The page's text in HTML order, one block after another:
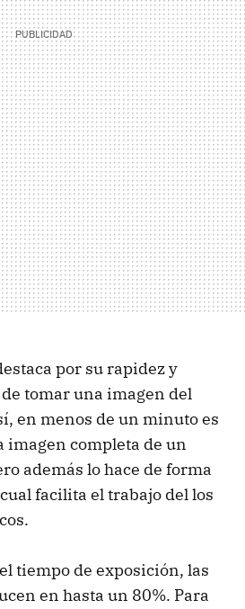
por su rapidez y
tomar una imagen del
en menos de un minuto es
imagen completa de un
además lo hace de forma
facilita el trabajo del los
tiempo de exposición, las
en hasta un 80%. Para